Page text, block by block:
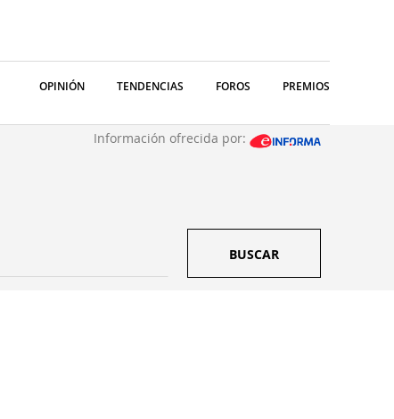
OPINIÓN TENDENCIAS FOROS PREMIOS
Información ofrecida por:
BUSCAR